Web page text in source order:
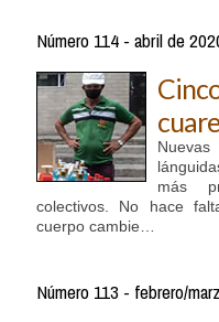
Número 114 - abril de
más
colectivos. No hace
cuerpo cambie…
Número 113 - febrero/